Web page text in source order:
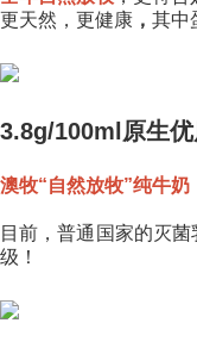
更天然，更健康 ， 其中
3.8g/100ml原生
澳牧“自然放牧”纯牛
目前，普通国家的灭
级！